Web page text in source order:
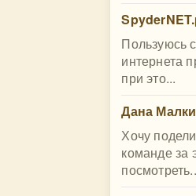
Пользуюсь
интернета
при это...
Дана
Хочу
команде за